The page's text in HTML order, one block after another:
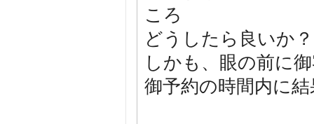
ころ
どうしたら良いか
しかも、眼の前に
御予約の時間内に